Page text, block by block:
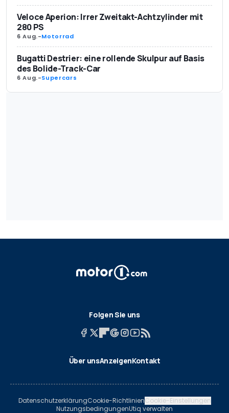
Veloce Aperion: Irrer Zweitakt-Achtzylinder mit
280 PS
6 Aug.-Motorrad
Bugatti Destrier: eine rollende Skulpur auf Basis
des Bolide-Track-Car
6 Aug.-Supercars
Folgen Sie uns
Über unsAnzeigenKontakt
DatenschutzerklärungCookie-RichtlinienCookie-Einstellungen
NutzungsbedingungenUtiq verwalten